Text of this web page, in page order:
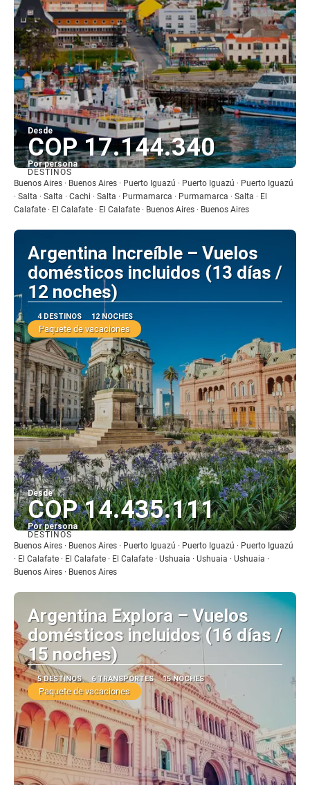
Desde
COP 17.144.340
Por persona
Ver
DESTINOS
Buenos Aires · Buenos Aires · Puerto Iguazú · Puerto Iguazú · Puerto Iguazú
· Salta · Salta · Cachi · Salta · Purmamarca · Purmamarca · Salta · El
Calafate · El Calafate · El Calafate · Buenos Aires · Buenos Aires
Argentina Increíble – Vuelos
domésticos incluidos (13 días /
12 noches)
4 DESTINOS 12 NOCHES
Paquete de vacaciones
Desde
COP 14.435.111
Por persona
Ver
DESTINOS
Buenos Aires · Buenos Aires · Puerto Iguazú · Puerto Iguazú · Puerto Iguazú
· El Calafate · El Calafate · El Calafate · Ushuaia · Ushuaia · Ushuaia ·
Buenos Aires · Buenos Aires
Argentina Explora – Vuelos
domésticos incluidos (16 días /
15 noches)
5 DESTINOS 6 TRANSPORTES 15 NOCHES
Paquete de vacaciones